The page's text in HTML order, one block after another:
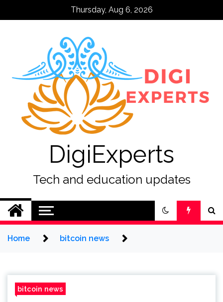
Thursday, Aug 6, 2026
DigiExperts
Tech and education updates
Home bitcoin news
bitcoin news